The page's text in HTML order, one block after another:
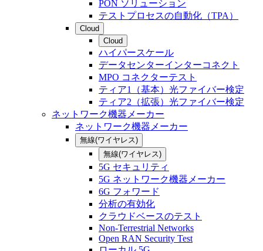
PON ソリューション
テストプロセスの自動化（TPA）
Cloud
Cloud
ハイパースケール
データセンターインターコネクト
MPO コネクターテスト
ティア1（基本）光ファイバー検定
ティア2（拡張）光ファイバー検定
ネットワーク機器メーカー
ネットワーク機器メーカー
無線(ワイヤレス)
無線(ワイヤレス)
5G セキュリティ
5G ネットワーク機器メーカー
6G フォワード
分析の有効化
クラウドベースのテスト
Non-Terrestrial Networks
Open RAN Security Test